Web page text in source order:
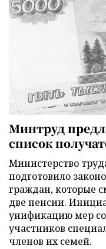
Минтруд
список
Министерство
подготовило
граждан, которые
две пенсии.
унификацию мер
участников
членов их семей.